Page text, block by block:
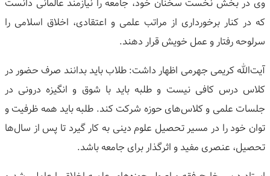
وی در بخش نخست سخنان خود، جامعه را نیازمند عالمانی دانست
که در کنار برخورداری از مراتب علمی و اعتقادی، اخلاق اسلامی را
سرلوحه رفتار و عمل خویش قرار دهند.
آیت‌الله کریمی جهرمی اظهار داشت: طلاب باید بدانند صرف حضور در
کلاس درس کافی نیست و طلبه باید با شوق و انگیزه درونی در
جلسات علمی و کلاس‌های حوزه شرکت کند. طلبه باید همه ظرفیت و
توان خود را در مسیر تحصیل علوم دینی به کار گیرد تا پس از سال‌ها
تحصیل، عنصری مفید و اثرگذار برای جامعه باشد.